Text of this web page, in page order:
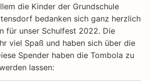
die Kinder der Grundschule
bedanken sich ganz herzlich
für unser Schulfest 2022. Die
viel Spaß und haben sich über die
Spender haben die Tombola zu
lassen: